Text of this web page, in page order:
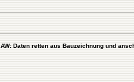
AW: Daten retten aus Bauzeichnung und